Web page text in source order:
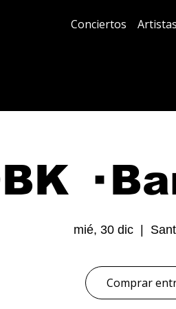
Conciertos Artistas
·
mié, 30 dic
  |
Comprar